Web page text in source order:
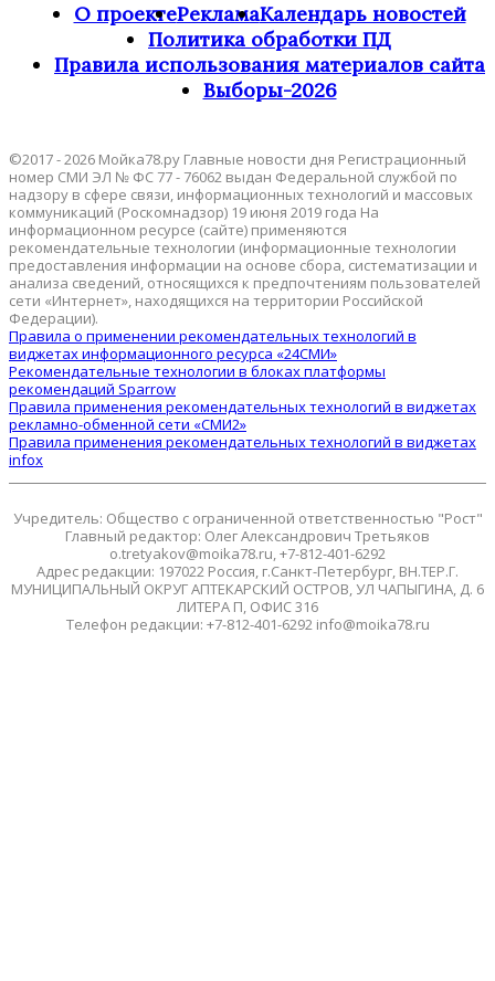
О проектеРекламаКалендарь новостей
Политика обработки ПД
Правила использования материалов сайта
Выборы-2026
©2017 - 2026 Мойка78.ру Главные новости дня Регистрационный
номер СМИ ЭЛ № ФС 77 - 76062 выдан Федеральной службой по
надзору в сфере связи, информационных технологий и массовых
коммуникаций (Роскомнадзор) 19 июня 2019 года На
информационном ресурсе (сайте) применяются
рекомендательные технологии (информационные технологии
предоставления информации на основе сбора, систематизации и
анализа сведений, относящихся к предпочтениям пользователей
сети «Интернет», находящихся на территории Российской
Федерации).
Правила о применении рекомендательных технологий в
виджетах информационного ресурса «24СМИ»
Рекомендательные технологии в блоках платформы
рекомендаций Sparrow
Правила применения рекомендательных технологий в виджетах
рекламно-обменной сети «СМИ2»
Правила применения рекомендательных технологий в виджетах
infox
Учредитель: Общество с ограниченной ответственностью "Рост"
Главный редактор: Олег Александрович Третьяков
o.tretyakov@moika78.ru, +7-812-401-6292
Адрес редакции: 197022 Россия, г.Санкт-Петербург, ВН.ТЕР.Г.
МУНИЦИПАЛЬНЫЙ ОКРУГ АПТЕКАРСКИЙ ОСТРОВ, УЛ ЧАПЫГИНА, Д. 6
ЛИТЕРА П, ОФИС 316
Телефон редакции: +7-812-401-6292 info@moika78.ru